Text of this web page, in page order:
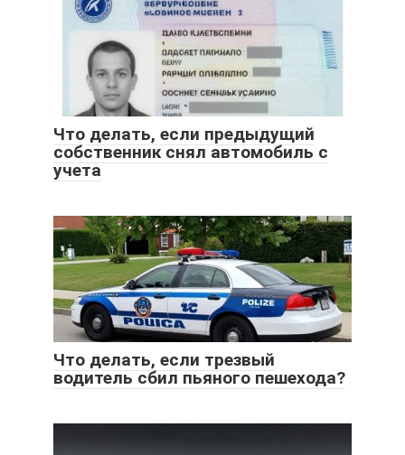
Что делать, если предыдущий
собственник снял автомобиль с
учета
Что делать, если трезвый
водитель сбил пьяного пешехода?